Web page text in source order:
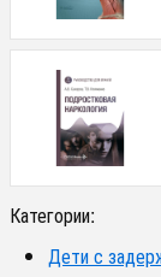
Категории:
Дети с